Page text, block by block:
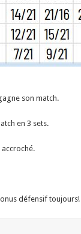
son match.
en 3 sets.
accroché.
défensif toujours!